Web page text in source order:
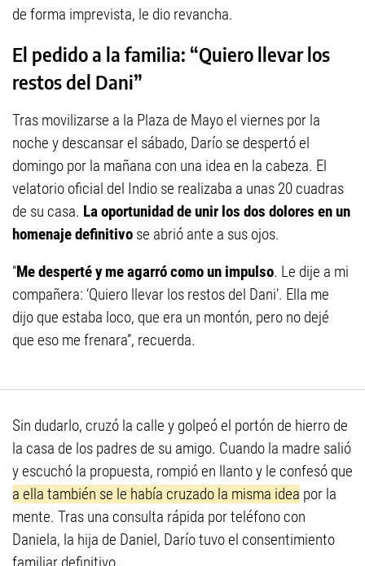
de forma imprevista, le dio revancha.
El pedido a la familia: “Quiero llevar los
restos del Dani”
Tras movilizarse a la Plaza de Mayo el viernes por la
noche y descansar el sábado, Darío se despertó el
domingo por la mañana con una idea en la cabeza. El
velatorio oficial del Indio se realizaba a unas 20 cuadras
de su casa. La oportunidad de unir los dos dolores en un
homenaje definitivo se abrió ante a sus ojos.
“Me desperté y me agarró como un impulso. Le dije a mi
compañera: ‘Quiero llevar los restos del Dani’. Ella me
dijo que estaba loco, que era un montón, pero no dejé
que eso me frenara”, recuerda.
Sin dudarlo, cruzó la calle y golpeó el portón de hierro de
la casa de los padres de su amigo. Cuando la madre salió
y escuchó la propuesta, rompió en llanto y le confesó que
a ella también se le había cruzado la misma idea por la
mente. Tras una consulta rápida por teléfono con
Daniela, la hija de Daniel, Darío tuvo el consentimiento